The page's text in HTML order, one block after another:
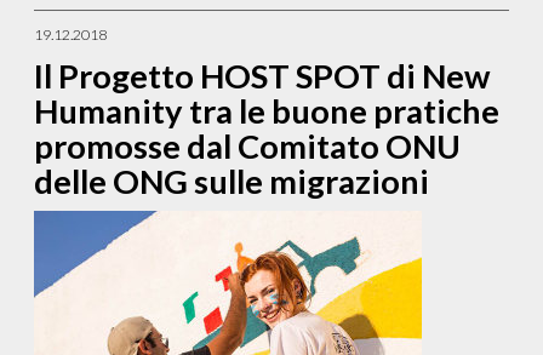
19.12.2018
Il Progetto HOST SPOT di New
Humanity tra le buone pratiche
promosse dal Comitato ONU
delle ONG sulle migrazioni